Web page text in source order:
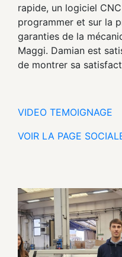
rapide, un logiciel
programmer et sur la
garanties de la
Maggi. Damian est
de montrer sa
VIDEO TEMOIGNAGE
VOIR LA PAGE